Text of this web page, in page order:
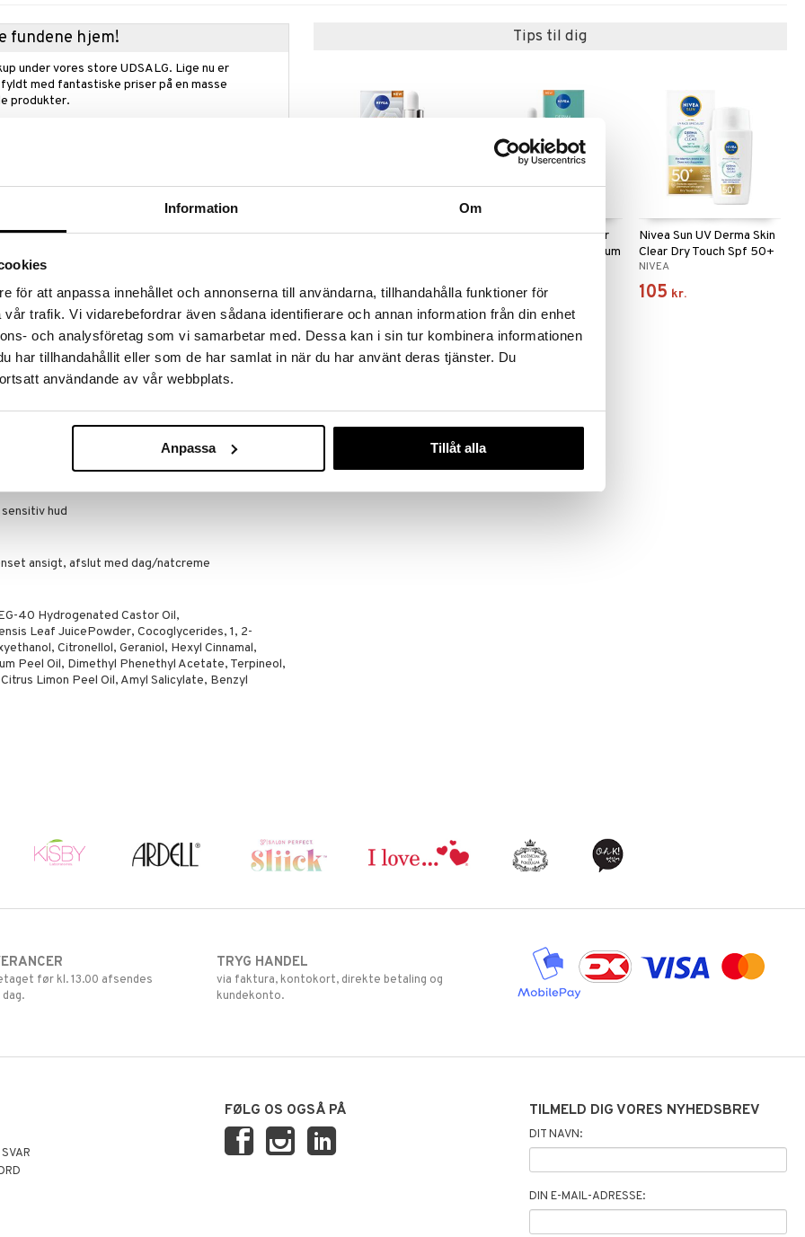
Information Om
för att anpassa innehållet och annonserna till användarna, tillhandahålla funktioner för
trafik. Vi vidarebefordrar även sådana identifierare och annan information från din enhet
och analysföretag som vi samarbetar med. Dessa kan i sin tur kombinera informationen
har tillhandahållit eller som de har samlat in när du har använt deras tjänster. Du
användande av vår webbplats.
Anpassa Tillåt alla
fundene hjem!
under vores store UDSALG. Lige nu er
med fantastiske priser på en masse
produkter.
er beriget med ren mikro hyaluronsyre,
findes naturligt i huden. Den er kendt for at
40x mindre molekyler (sammenlignet med makro
NIVEA-produkter) trænger ind i huden 10 lag dybt
rynker.
let formel, der absorberes øjeblikkeligt. Dette anti-
ønsker at plumpe huden samt udfylde rynker.
hud
ansigt, afslut med dag/natcreme
40 Hydrogenated Castor Oil,
Leaf JuicePowder, Cocoglycerides, 1, 2-
Citronellol, Geraniol, Hexyl Cinnamal,
Peel Oil, Dimethyl Phenethyl Acetate, Terpineol,
Limon Peel Oil, Amyl Salicylate, Benzyl
Tips til dig
Nivea Cellular Expert
149 kr.
Nivea Derma Skin Clear
Rebalance & Clear Serum
99 kr.
Nivea Sun UV Derma Skin
Clear Dry Touch Spf 50+
NIVEA
105 kr.
før kl. 13.00 afsendes
TRYG HANDEL
via faktura, kontokort, direkte betaling og
kundekonto.
FØLG OS OGSÅ PÅ TILMELD DIG VORES NYHEDSBREV
DIT NAVN:
DIN E-MAIL-ADRESSE: